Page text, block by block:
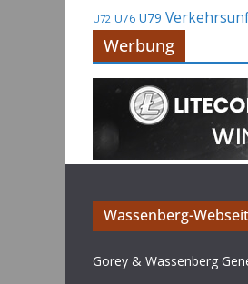
U72 U76 U79
Werbung
Wassenberg-
Gorey & Wassenberg